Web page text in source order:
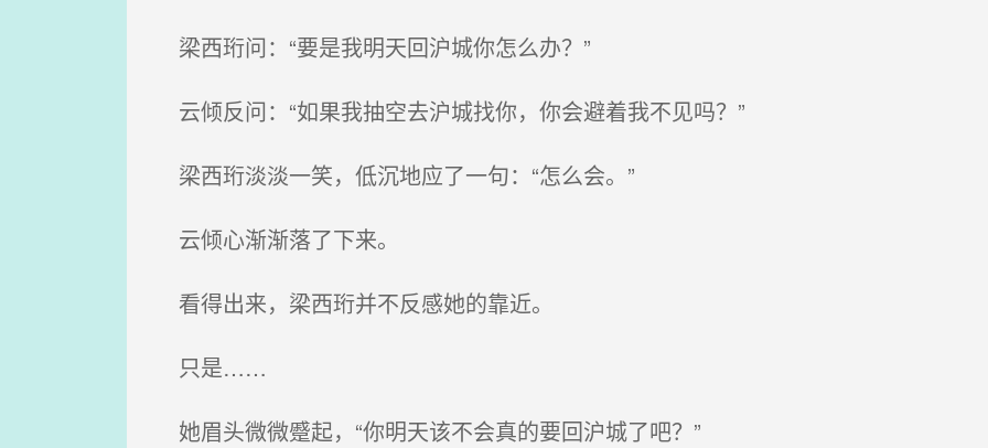
梁西珩问：“要是我明天回沪城你怎么办？”
云倾反问：“如果我抽空去沪城找你，你会避着我不见吗？”
梁西珩淡淡一笑，低沉地应了一句：“怎么会。”
云倾心渐渐落了下来。
看得出来，梁西珩并不反感她的靠近。
只是……
她眉头微微蹙起，“你明天该不会真的要回沪城了吧？”